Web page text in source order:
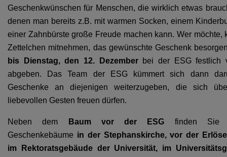
Geschenkwünschen für Menschen, die wirklich etwas
denen man bereits z.B. mit warmen Socken, einem
einer Zahnbürste große Freude machen kann. Wer möchte,
Zettelchen mitnehmen, das gewünschte Geschenk
bis Dienstag, den 12. Dezemberbei der ESG festlich
abgeben. Das Team der ESG kümmert sich dann
Geschenke an diejenigen weiterzugeben, die sich
liebevollen Gesten freuen dürfen.
Neben dem Baum vor der ESG finden Sie
Geschenkebäume in der Stephanskirche, vor der
im Rektoratsgebäude der Universität, im